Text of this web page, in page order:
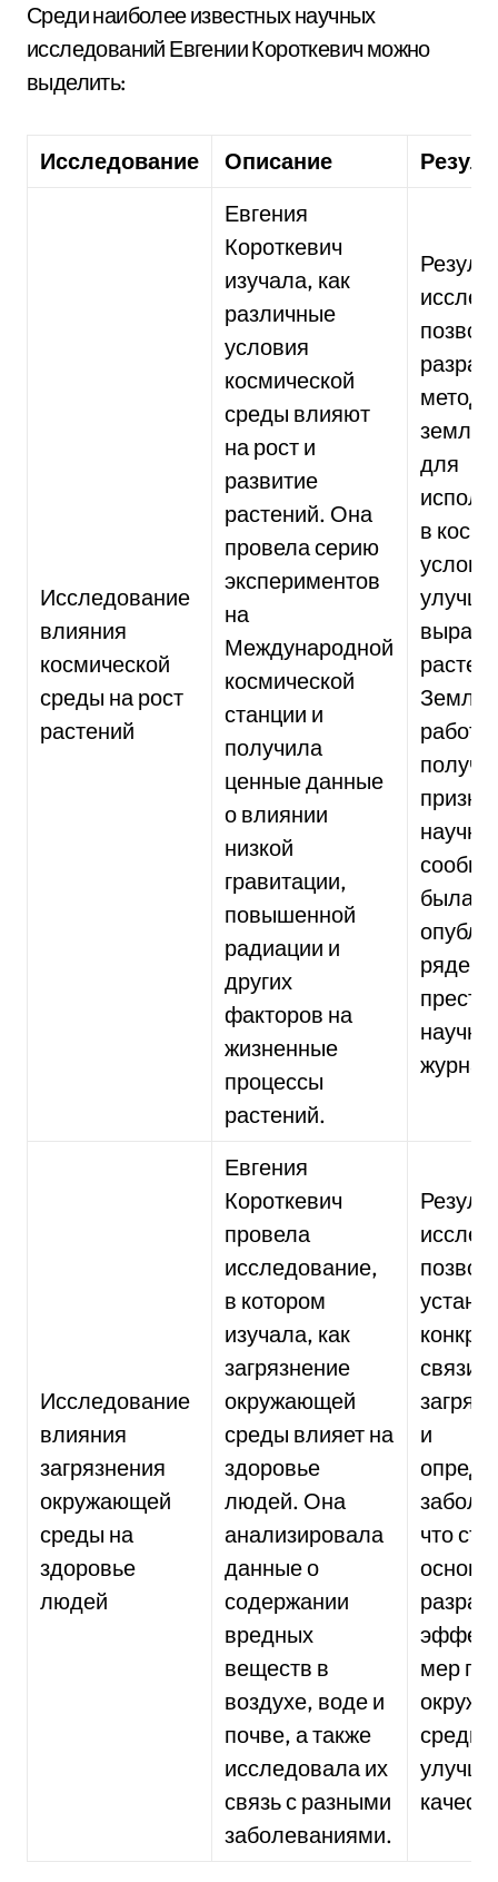
Среди наиболее известных научных
исследований Евгении Короткевич можно
выделить:
Исследование Описание
Исследование
влияния
космической
среды на рост
растений
Евгения
Короткевич
изучала, как
различные
условия
космической
среды влияют
на рост и
развитие
растений. Она
провела серию
экспериментов
на
Международной
космической
станции и
получила
ценные данные
о влиянии
низкой
гравитации,
повышенной
радиации и
других
факторов на
жизненные
процессы
растений.
методы
для
в
Земле.
работа
была
ряде
Исследование
влияния
загрязнения
окружающей
среды на
здоровье
людей
Евгения
Короткевич
провела
исследование,
в котором
изучала, как
загрязнение
окружающей
среды влияет на
здоровье
людей. Она
анализировала
данные о
содержании
вредных
веществ в
воздухе, воде и
почве, а также
исследовала их
связь с разными
заболеваниями.
связи
и
что
мер по
среды